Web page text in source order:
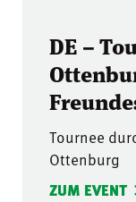
DE –
Tournee
Ottenburg
ZUM EVENT